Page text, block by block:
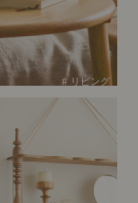
# リビング